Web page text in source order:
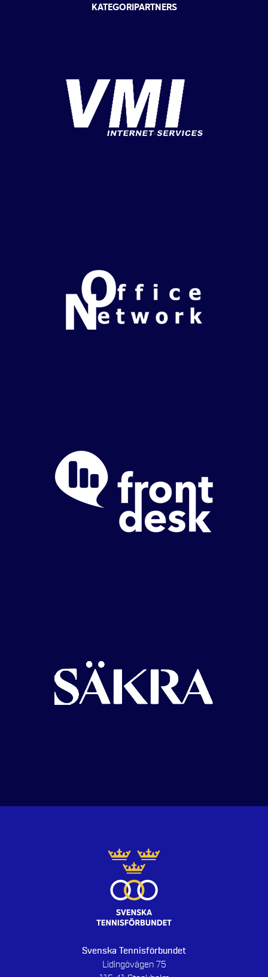
KATEGORIPARTNERS
Svenska Tennisförbundet
Lidingövägen 75